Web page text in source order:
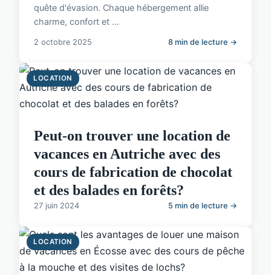
quête d'évasion. Chaque hébergement allie
charme, confort et ...
2 octobre 2025 8 min de lecture →
LOCATION
Peut-on trouver une location de
vacances en Autriche avec des
cours de fabrication de chocolat
et des balades en forêts?
27 juin 2024 5 min de lecture →
LOCATION